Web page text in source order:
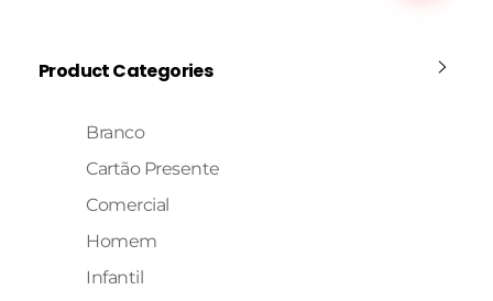
Product Categories
Branco
Cartão Presente
Comercial
Homem
Infantil